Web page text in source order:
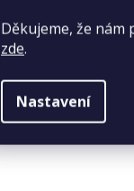
Děkujeme, že nám
zde.
Nastavení
Trixie Přírodní